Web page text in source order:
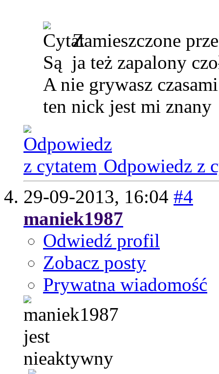
Zamieszczone
Są ja też zapalony
A nie grywasz
ten nick jest mi znany
Odpowiedz z
29-09-2013, 16:04 #4
maniek1987
Odwiedź profil
Zobacz posty
Prywatna wiadomość